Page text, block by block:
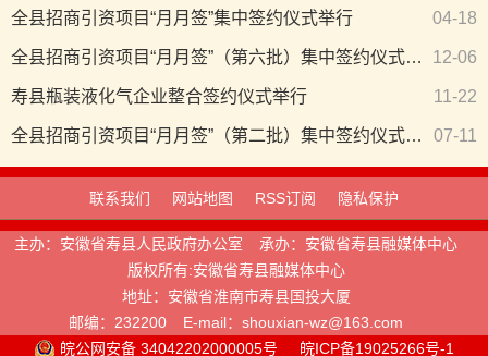
04-18
全县招商引资项目“月月签”集中签约仪式举行
12-06
全县招商引资项目“月月签”（第六批）集中签约仪式举行
11-22
寿县瓶装液化气企业整合签约仪式举行
07-11
全县招商引资项目“月月签”（第二批）集中签约仪式举行
联系我们 网站地图 RSS订阅 隐私保护
主办：安徽省寿县人民政府办公室
承办：安徽省寿县融媒体中心
版权所有:安徽省寿县融媒体中心
地址：安徽省淮南市寿县国投大厦
邮编：232200
E-mail：shouxian-wz@163.com
皖公网安备 34042202000005号
皖ICP备19025266号-1